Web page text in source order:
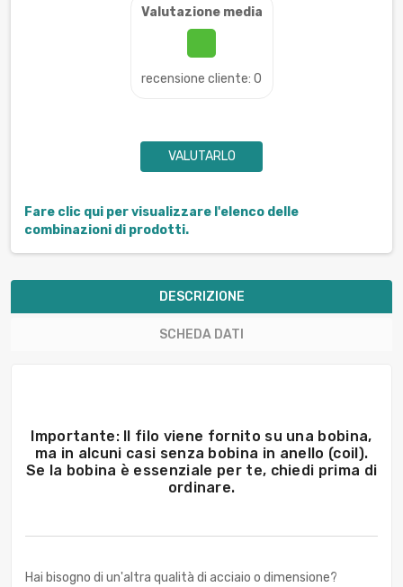
Valutazione media
recensione cliente: 0
VALUTARLO
Fare clic qui per visualizzare l'elenco delle
combinazioni di prodotti.
DESCRIZIONE
SCHEDA DATI
Importante: Il filo viene fornito su una bobina,
ma in alcuni casi senza bobina in anello (coil).
Se la bobina è essenziale per te, chiedi prima di
ordinare.
Hai bisogno di un'altra qualità di acciaio o dimensione?